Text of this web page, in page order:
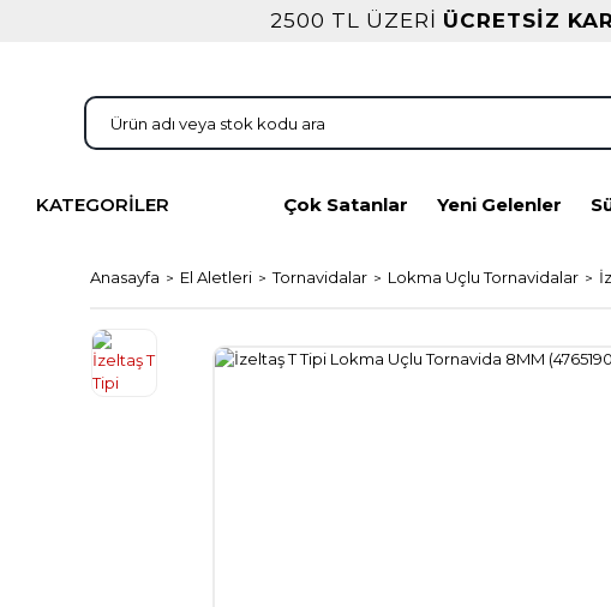
2500 TL ÜZERİ ÜCRETSİZ
KATEGORİLER Çok Satanlar Yeni Gelenler
Anasayfa El Aletleri Tornavidalar Lokma Uçlu Tornavidalar